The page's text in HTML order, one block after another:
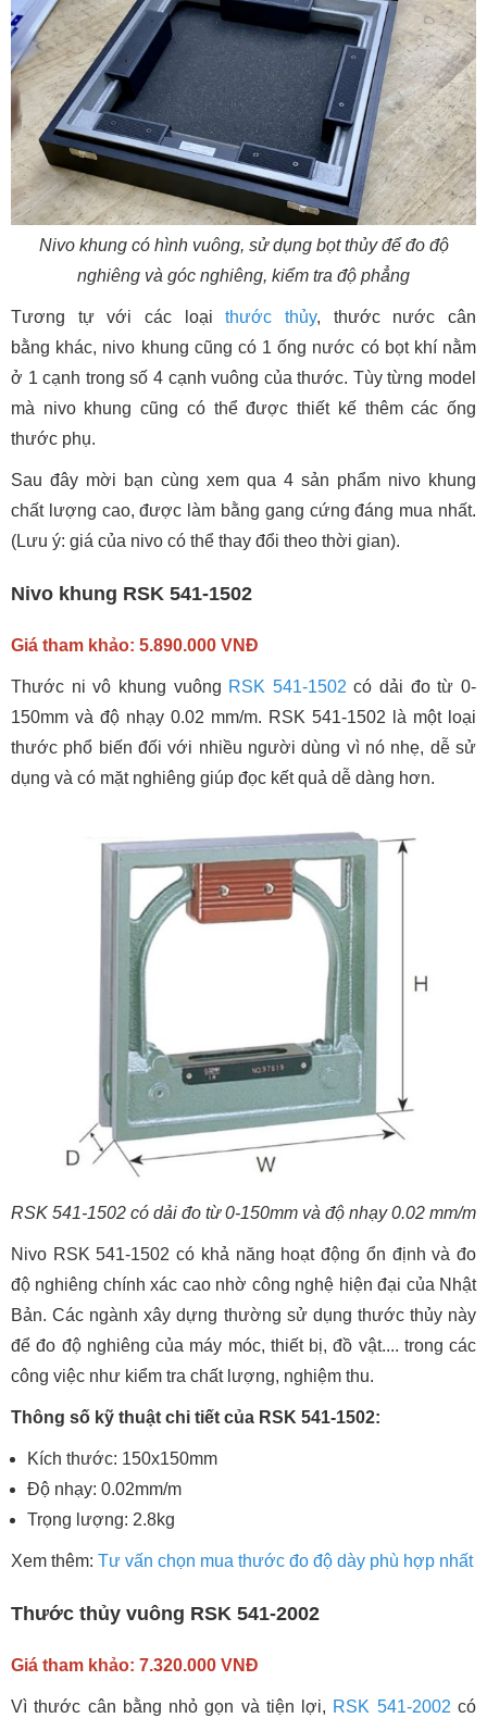
Nivo khung có hình vuông, sử dụng bọt thủy để đo độ
nghiêng và góc nghiêng, kiểm tra độ phẳng
Tương tự với các loạithước thủy, thước nước cân
bằng khác, nivo khung cũng có 1 ống nước có bọt khí nằm
ở 1 cạnh trong số 4 cạnh vuông của thước. Tùy từng model
mà nivo khung cũng có thể được thiết kế thêm các ống
thước phụ.
Sau đây mời bạn cùng xem qua 4 sản phẩm nivo khung
chất lượng cao, được làm bằng gang cứng đáng mua nhất.
(Lưu ý: giá của nivo có thể thay đổi theo thời gian).
Nivo khung RSK 541-1502
Giá tham khảo: 5.890.000 VNĐ
Thước ni vô khung vuông RSK 541-1502 có dải đo từ 0-
150mm và độ nhạy 0.02 mm/m. RSK 541-1502 là một loại
thước phổ biến đối với nhiều người dùng vì nó nhẹ, dễ sử
dụng và có mặt nghiêng giúp đọc kết quả dễ dàng hơn.
RSK 541-1502 có dải đo từ 0-150mm và độ nhạy 0.02 mm/m
Nivo RSK 541-1502 có khả năng hoạt động ổn định và đo
độ nghiêng chính xác cao nhờ công nghệ hiện đại của Nhật
Bản. Các ngành xây dựng thường sử dụng thước thủy này
để đo độ nghiêng của máy móc, thiết bị, đồ vật.... trong các
công việc như kiểm tra chất lượng, nghiệm thu.
Thông số kỹ thuật chi tiết của RSK 541-1502:
Kích thước: 150x150mm
Độ nhạy: 0.02mm/m
Trọng lượng: 2.8kg
Xem thêm: Tư vấn chọn mua thước đo độ dày phù hợp nhất
Thước thủy vuông RSK 541-2002
Giá tham khảo: 7.320.000 VNĐ
Vì thước cân bằng nhỏ gọn và tiện lợi, RSK 541-2002 có